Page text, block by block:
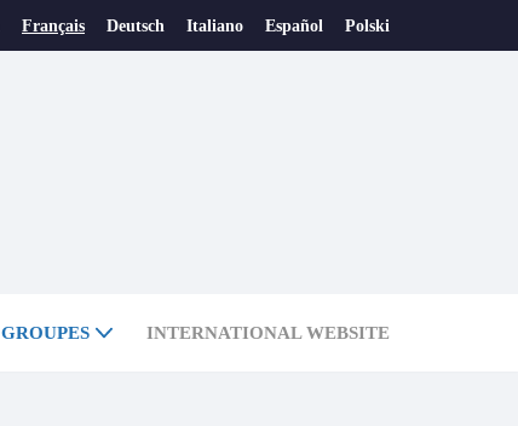
Français Deutsch Italiano Español Polski
GROUPES INTERNATIONAL WEBSITE